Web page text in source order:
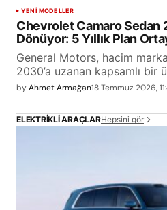
YENİ MODELLER
Chevrolet Camaro Sedan
Dönüyor: 5 Yıllık Plan
General Motors, hacim
2030’a uzanan kapsamlı bir
byAhmet Armağan18 Temmuz 2026,
ELEKTRIKLI ARAÇLARHepsini gör